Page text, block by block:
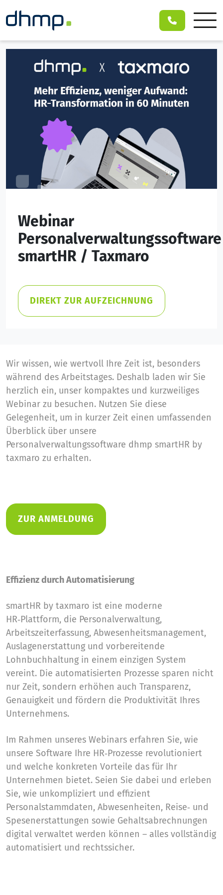
Webinar
Personalverwaltungssoftware
smartHR / Taxmaro
DIREKT ZUR AUFZEICHNUNG
Wir wissen, wie wertvoll Ihre Zeit ist, besonders
während des Arbeitstages. Deshalb laden wir Sie
herzlich ein, unser kompaktes und kurzweiliges
Webinar zu besuchen. Nutzen Sie diese
Gelegenheit, um in kurzer Zeit einen umfassenden
Überblick über unsere
Personalverwaltungssoftware dhmp smartHR by
taxmaro zu erhalten.
ZUR ANMELDUNG
Effizienz durch Automatisierung
smartHR by taxmaro ist eine moderne
HR‑Plattform, die Personalverwaltung,
Arbeitszeiterfassung, Abwesenheitsmanagement,
Auslagenerstattung und vorbereitende
Lohnbuchhaltung in einem einzigen System
vereint. Die automatisierten Prozesse sparen nicht
nur Zeit, sondern erhöhen auch Transparenz,
Genauigkeit und fördern die Produktivität Ihres
Unternehmens.
Im Rahmen unseres Webinars erfahren Sie, wie
unsere Software Ihre HR‑Prozesse revolutioniert
und welche konkreten Vorteile das für Ihr
Unternehmen bietet. Seien Sie dabei und erleben
Sie, wie unkompliziert und effizient
Personalstammdaten, Abwesenheiten, Reise‑ und
Spesenerstattungen sowie Gehaltsabrechnungen
digital verwaltet werden können – alles vollständig
automatisiert und rechtssicher.